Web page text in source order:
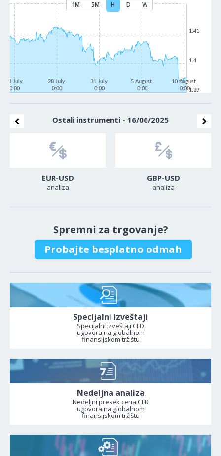
1M 5M H D W
23 July
0:00
28 July
0:00
31 July
0:00
5 August
0:00
10 August
0:001.39
1.4
1.41
Ostali instrumenti - 16/06/2025
EUR-USD
analiza
GBP-USD
analiza
Spremni za trgovanje?
Probajte besplatno odmah
Specijalni izveštaji
Specijalni izveštaji CFD
ugovora na globalnom
finansijskom tržištu
Nedeljna analiza
Nedeljni presek cena CFD
ugovora na globalnom
finansijskom tržištu